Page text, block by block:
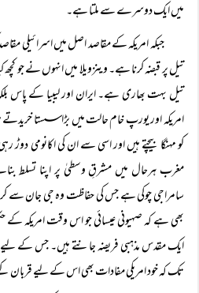
میں ایک دوسرے سے ملتا ہے۔
جبکہ امریکہ کے مقاصد اصل میں اسرائیلی
تیل پر قبضہ کرنا ہے۔ وینزویلا میں انہوں نے جو کچھ
تیل بہت بھاری ہے۔ ایران اور لیبیا کے پاس
امریکہ اور یورپ خام حالت میں بڑا سستا خریدتے
کو مہنگا بیچتے ہیں اور اسی سے ان کی اکانومی
مغرب ہرحال میں مشرقِ وسطیٰ پر اپنا تسلط
سامراجی چوکی ہے جس کی حفاظت وہ جی جان سے
بھی ہے کہ صہیونی عیسائی جو اس وقت امریکہ کے
ایک مقدس مذہبی فریضہ جانتے ہیں۔ جس کے لیے
تک کہ خود امریکی مفادات بھی اس کے لیے قربان